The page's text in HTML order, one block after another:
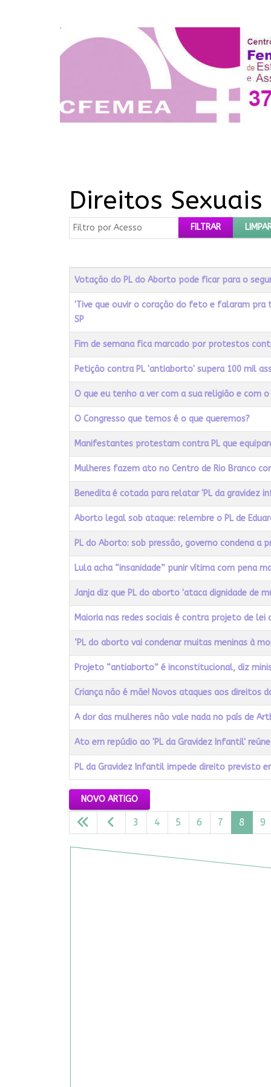
Direitos
Filtro por Acesso FILTRAR
Título Acessos
Votação do PL do Aborto pode ficar para o
'Tive que ouvir o coração do feto e falaram pra
SP
Fim de semana fica marcado por protestos
Petição contra PL 'antiaborto' supera 100 mil
O que eu tenho a ver com a sua religião e com o
O Congresso que temos é o que queremos?
Manifestantes protestam contra PL que
Mulheres fazem ato no Centro de Rio Branco
Benedita é cotada para relatar 'PL da gravidez
Aborto legal sob ataque: relembre o PL de
PL do Aborto: sob pressão, governo condena a
Lula acha “insanidade” punir vítima com pena
Janja diz que PL do aborto 'ataca dignidade de
Maioria nas redes sociais é contra projeto de
‘PL do aborto vai condenar muitas meninas à
Projeto “antiaborto” é inconstitucional, diz
Criança não é mãe! Novos ataques aos direitos
A dor das mulheres não vale nada no país de
Ato em repúdio ao 'PL da Gravidez Infantil'
PL da Gravidez Infantil impede direito previsto
NOVO ARTIGO
3 4 5 6 7 8 9